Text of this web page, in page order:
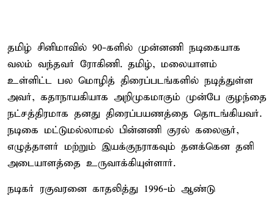
தமிழ் சினிமாவில் 90-களில் முன்னணி நடிகையாக
வலம் வந்தவர் ரோகிணி. தமிழ், மலையாளம்
உள்ளிட்ட பல மொழித் திரைப்படங்களில் நடித்துள்ள
அவர், கதாநாயகியாக அறிமுகமாகும் முன்பே குழந்தை
நட்சத்திரமாக தனது திரைப்பயணத்தை தொடங்கியவர்.
நடிகை மட்டுமல்லாமல் பின்னணி குரல் கலைஞர்,
எழுத்தாளர் மற்றும் இயக்குநராகவும் தனக்கென தனி
அடையாளத்தை உருவாக்கியுள்ளார்.
நடிகர் ரகுவரனை காதலித்து 1996-ம் ஆண்டு